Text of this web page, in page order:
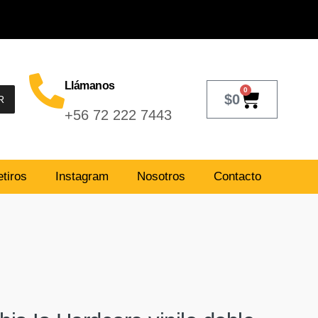
Llámanos
+56 72 222 7443
$0
0
Instagram Nosotros Contacto